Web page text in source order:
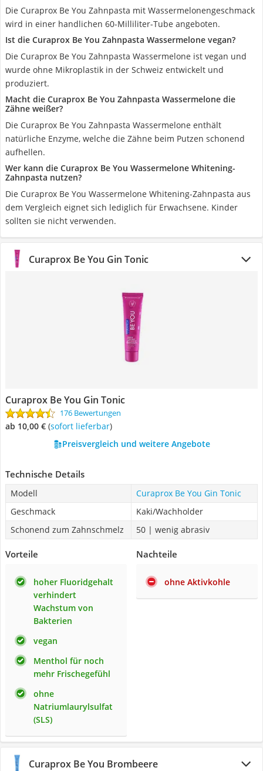
Die Curaprox Be You Zahnpasta mit Wassermelonengeschmack
wird in einer handlichen 60-Milliliter-Tube angeboten.
Ist die Curaprox Be You Zahnpasta Wassermelone vegan?
Die Curaprox Be You Zahnpasta Wassermelone ist vegan und
wurde ohne Mikroplastik in der Schweiz entwickelt und
produziert.
Macht die Curaprox Be You Zahnpasta Wassermelone die
Zähne weißer?
Die Curaprox Be You Zahnpasta Wassermelone enthält
natürliche Enzyme, welche die Zähne beim Putzen schonend
aufhellen.
Wer kann die Curaprox Be You Wassermelone Whitening-
Zahnpasta nutzen?
Die Curaprox Be You Wassermelone Whitening-Zahnpasta aus
dem Vergleich eignet sich lediglich für Erwachsene. Kinder
sollten sie nicht verwenden.
Curaprox Be You Gin Tonic
Curaprox Be You Gin Tonic
176 Bewertungen
ab 10,00 € ( Sofort lieferbar)
Preisvergleich und weitere Angebote
Technische Details
Modell
Curaprox Be You Gin Tonic
Geschmack
Kaki/Wachholder
Schonend zum Zahnschmelz
50 | wenig abrasiv
Vorteile
hoher Fluoridgehalt
verhindert
Wachstum von
Bakterien
vegan
Menthol für noch
mehr Frischegefühl
ohne
Natriumlaurylsulfat
(SLS)
Nachteile
ohne Aktivkohle
Curaprox Be You Brombeere